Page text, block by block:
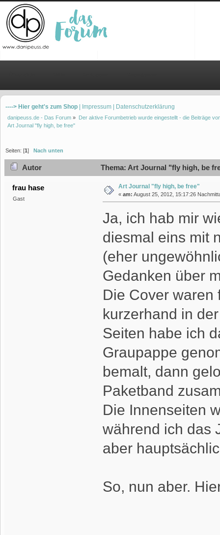
----> Hier geht's zum Shop | Impressum | Datenschutzerklärung
danipeuss.de - Das Forum » Der aktive Forumbetrieb wurde eingestellt - die Beiträge
Art Journal "fly high, be free"
Seiten: [1] Nach unten
Autor Thema: Art Journal "fly high, be
frau hase
Gast
Art Journal "fly high, be free"
« am: August 25, 2012, 15:17:26
Ja, ich hab mir
diesmal eins mit
(eher
Gedanken über
Die Cover waren
kurzerhand in
Seiten habe ich
Graupappe
bemalt, dann
Paketband
Die Innenseiten
während ich das
aber
So, nun aber.